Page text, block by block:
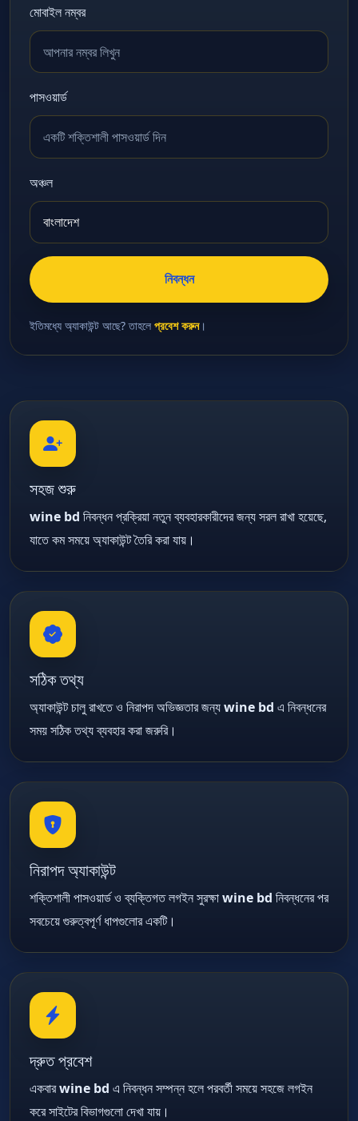
মোবাইল নম্বর
পাসওয়ার্ড
অঞ্চল
নিবন্ধন
ইতিমধ্যে অ্যাকাউন্ট আছে? তাহলে প্রবেশ করুন।
সহজ শুরু
wine bd নিবন্ধন প্রক্রিয়া নতুন ব্যবহারকারীদের জন্য সরল রাখা হয়েছে,
যাতে কম সময়ে অ্যাকাউন্ট তৈরি করা যায়।
সঠিক তথ্য
অ্যাকাউন্ট চালু রাখতে ও নিরাপদ অভিজ্ঞতার জন্যwine bd এ নিবন্ধনের
সময় সঠিক তথ্য ব্যবহার করা জরুরি।
নিরাপদ অ্যাকাউন্ট
শক্তিশালী পাসওয়ার্ড ও ব্যক্তিগত লগইন সুরক্ষাwine bd নিবন্ধনের পর
সবচেয়ে গুরুত্বপূর্ণ ধাপগুলোর একটি।
দ্রুত প্রবেশ
একবারwine bd এ নিবন্ধন সম্পন্ন হলে পরবর্তী সময়ে সহজে লগইন
করে সাইটের বিভাগগুলো দেখা যায়।